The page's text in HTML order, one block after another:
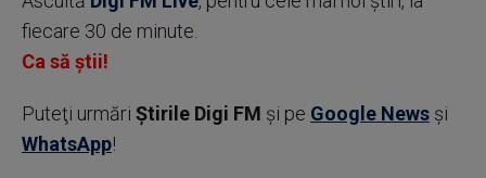
fiecare 30 de minute.
Ca să știi!
Puteţi urmări Știrile Digi FM şi pe Google News şi
WhatsApp!